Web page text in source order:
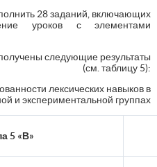
28 заданий, включающих
уроков с элементами
следующие результаты
(см. таблицу 5):
лексических навыков в
и экспериментальной группах
5 «В»